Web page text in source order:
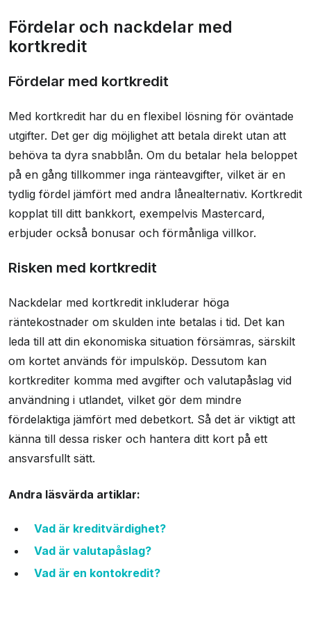
Fördelar och nackdelar med
kortkredit
Fördelar med kortkredit
Med kortkredit har du en flexibel lösning för oväntade
utgifter. Det ger dig möjlighet att betala direkt utan att
behöva ta dyra snabblån. Om du betalar hela beloppet
på en gång tillkommer inga ränteavgifter, vilket är en
tydlig fördel jämfört med andra lånealternativ. Kortkredit
kopplat till ditt bankkort, exempelvis Mastercard,
erbjuder också bonusar och förmånliga villkor.
Risken med kortkredit
Nackdelar med kortkredit inkluderar höga
räntekostnader om skulden inte betalas i tid. Det kan
leda till att din ekonomiska situation försämras, särskilt
om kortet används för impulsköp. Dessutom kan
kortkrediter komma med avgifter och valutapåslag vid
användning i utlandet, vilket gör dem mindre
fördelaktiga jämfört med debetkort. Så det är viktigt att
känna till dessa risker och hantera ditt kort på ett
ansvarsfullt sätt.
Andra läsvärda artiklar:
Vad är kreditvärdighet?
Vad är valutapåslag?
Vad är en kontokredit?